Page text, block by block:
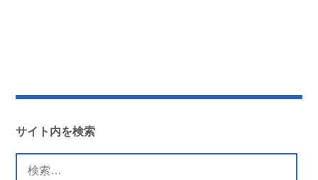
サイト内を検索